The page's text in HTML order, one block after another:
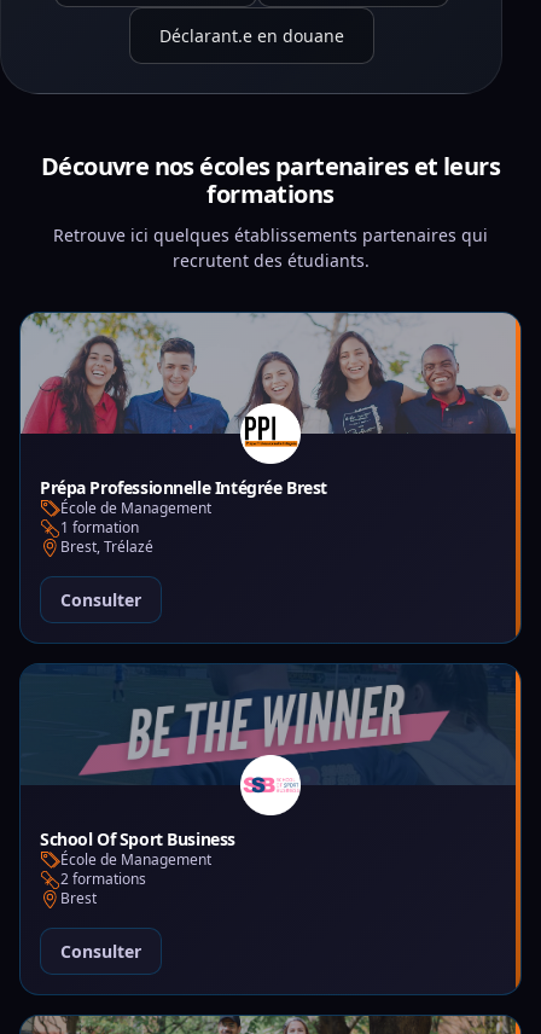
Déclarant.e en douane
Découvre nos écoles partenaires et leurs
formations
Retrouve ici quelques établissements partenaires qui
recrutent des étudiants.
Prépa Professionnelle Intégrée Brest
École de Management
1 formation
Brest, Trélazé
Consulter
School Of Sport Business
École de Management
2 formations
Brest
Consulter